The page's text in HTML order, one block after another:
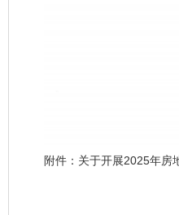
附件： 关于开展2025年房